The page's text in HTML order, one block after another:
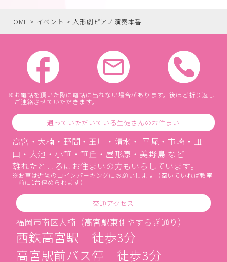
HOME > イベント > 人形劇ピアノ演奏本番
お電話を頂いた際に電話に出れない場合があります。後ほど折り返し
ご連絡させていただきます。
通っていただいている生徒さんのお住まい
高宮・大楠・野間・玉川・清水・ 平尾・市崎・皿
山・大池・小笹・笹丘・屋形原・美野島 など
離れたところにお住まいの方もいらしています。
お車は近隣のコインパーキングにお願いします（空いていれば教室
前に1台停められます）
交通アクセス
福岡市南区大楠（高宮駅東側やすらぎ通り）
西鉄高宮駅 徒歩3分
高宮駅前バス停 徒歩3分